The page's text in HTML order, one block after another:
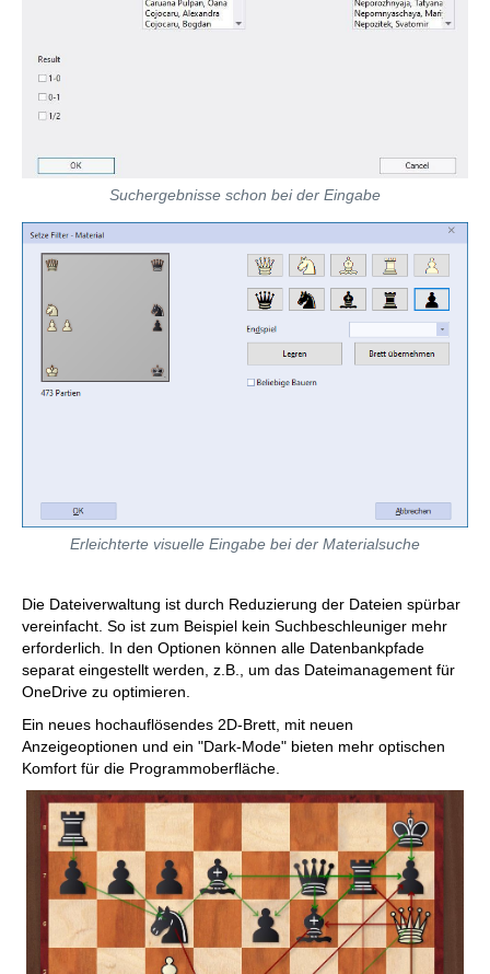
Suchergebnisse schon bei der Eingabe
Erleichterte visuelle Eingabe bei der Materialsuche
Die Dateiverwaltung ist durch Reduzierung der Dateien spürbar
vereinfacht. So ist zum Beispiel kein Suchbeschleuniger mehr
erforderlich. In den Optionen können alle Datenbankpfade
separat eingestellt werden, z.B., um das Dateimanagement für
OneDrive zu optimieren.
Ein neues hochauflösendes 2D-Brett, mit neuen
Anzeigeoptionen und ein "Dark-Mode" bieten mehr optischen
Komfort für die Programmoberfläche.